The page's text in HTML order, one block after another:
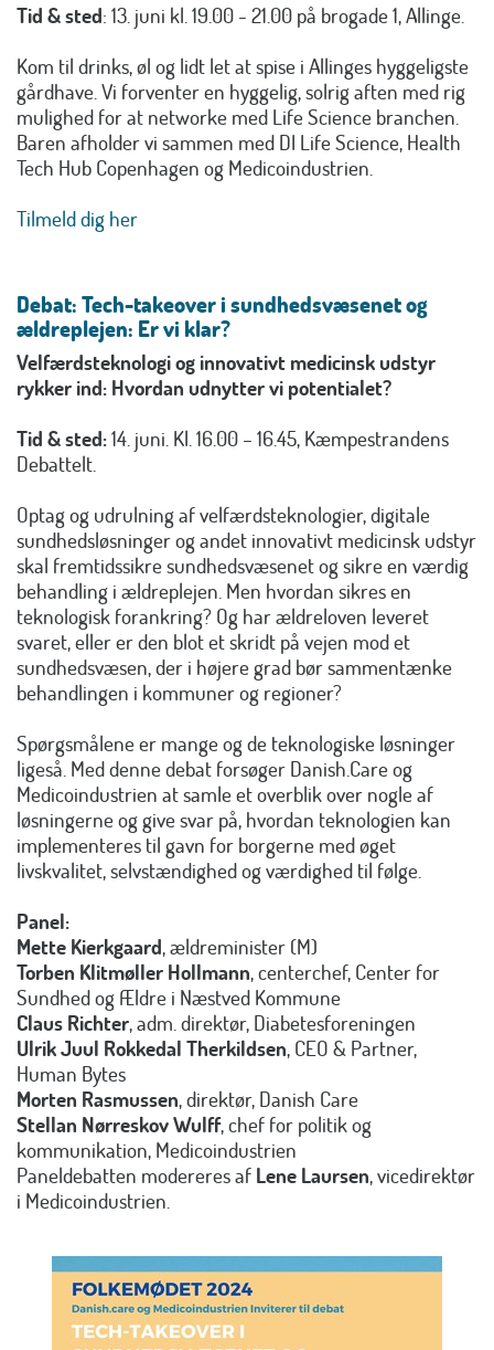
Tid & sted: 13. juni kl. 19.00 - 21.00 på brogade 1, Allinge.
Kom til drinks, øl og lidt let at spise i Allinges hyggeligste
gårdhave. Vi forventer en hyggelig, solrig aften med rig
mulighed for at networke med Life Science branchen.
Baren afholder vi sammen med DI Life Science, Health
Tech Hub Copenhagen og Medicoindustrien.
Tilmeld dig her
Debat: Tech-takeover i sundhedsvæsenet og
ældreplejen: Er vi klar?
Velfærdsteknologi og innovativt medicinsk udstyr
rykker ind: Hvordan udnytter vi potentialet?
Tid & sted:14. juni. Kl. 16.00 – 16.45, Kæmpestrandens
Debattelt.
Optag og udrulning af velfærdsteknologier, digitale
sundhedsløsninger og andet innovativt medicinsk udstyr
skal fremtidssikre sundhedsvæsenet og sikre en værdig
behandling i ældreplejen. Men hvordan sikres en
teknologisk forankring? Og har ældreloven leveret
svaret, eller er den blot et skridt på vejen mod et
sundhedsvæsen, der i højere grad bør sammentænke
behandlingen i kommuner og regioner?
Spørgsmålene er mange og de teknologiske løsninger
ligeså. Med denne debat forsøger Danish.Care og
Medicoindustrien at samle et overblik over nogle af
løsningerne og give svar på, hvordan teknologien kan
implementeres til gavn for borgerne med øget
livskvalitet, selvstændighed og værdighed til følge.
Panel:
Mette Kierkgaard, ældreminister (M)
Torben Klitmøller Hollmann, centerchef, Center for
Sundhed og Ældre i Næstved Kommune
Claus Richter, adm. direktør, Diabetesforeningen
Ulrik Juul Rokkedal Therkildsen, CEO & Partner,
Human Bytes
Morten Rasmussen, direktør, Danish Care
Stellan Nørreskov Wulff, chef for politik og
kommunikation, Medicoindustrien
Paneldebatten modereres af Lene Laursen, vicedirektør
i Medicoindustrien.